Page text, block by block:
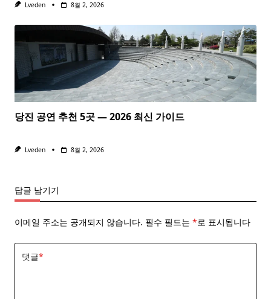
Lveden 8월 2, 2026
당진 공연 추천 5곳 — 2026 최신 가이드
Lveden 8월 2, 2026
답글 남기기
이메일 주소는 공개되지 않습니다. 필수 필드는 *로 표시됩니다
댓글*